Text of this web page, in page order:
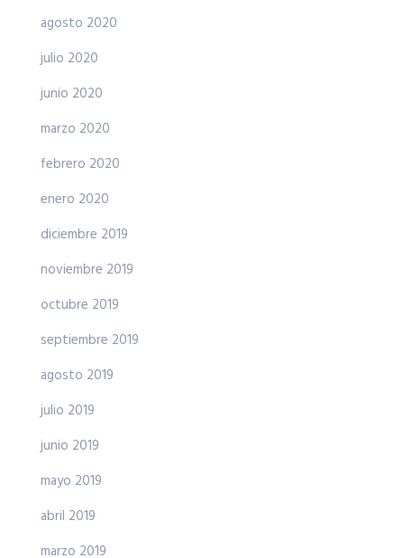
agosto 2020
julio 2020
junio 2020
marzo 2020
febrero 2020
enero 2020
diciembre 2019
noviembre 2019
octubre 2019
septiembre 2019
agosto 2019
julio 2019
junio 2019
mayo 2019
abril 2019
marzo 2019